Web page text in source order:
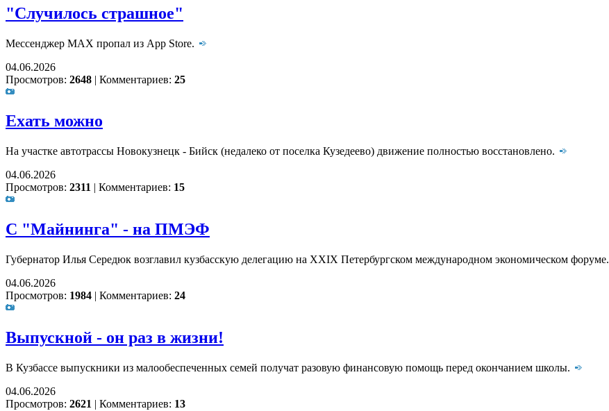
"Случилось страшное"
Мессенджер MAX пропал из App Store.
04.06.2026
Просмотров: 2648 | Комментариев: 25
Ехать можно
На участке автотрассы Новокузнецк - Бийск (недалеко от поселка Кузедеево) движение полностью восстановлено.
04.06.2026
Просмотров: 2311 | Комментариев: 15
С "Майнинга" - на ПМЭФ
Губернатор Илья Середюк возглавил кузбасскую делегацию на XXIX Петербургском международном экономическом форуме.
04.06.2026
Просмотров: 1984 | Комментариев: 24
Выпускной - он раз в жизни!
В Кузбассе выпускники из малообеспеченных семей получат разовую финансовую помощь перед окончанием школы.
04.06.2026
Просмотров: 2621 | Комментариев: 13